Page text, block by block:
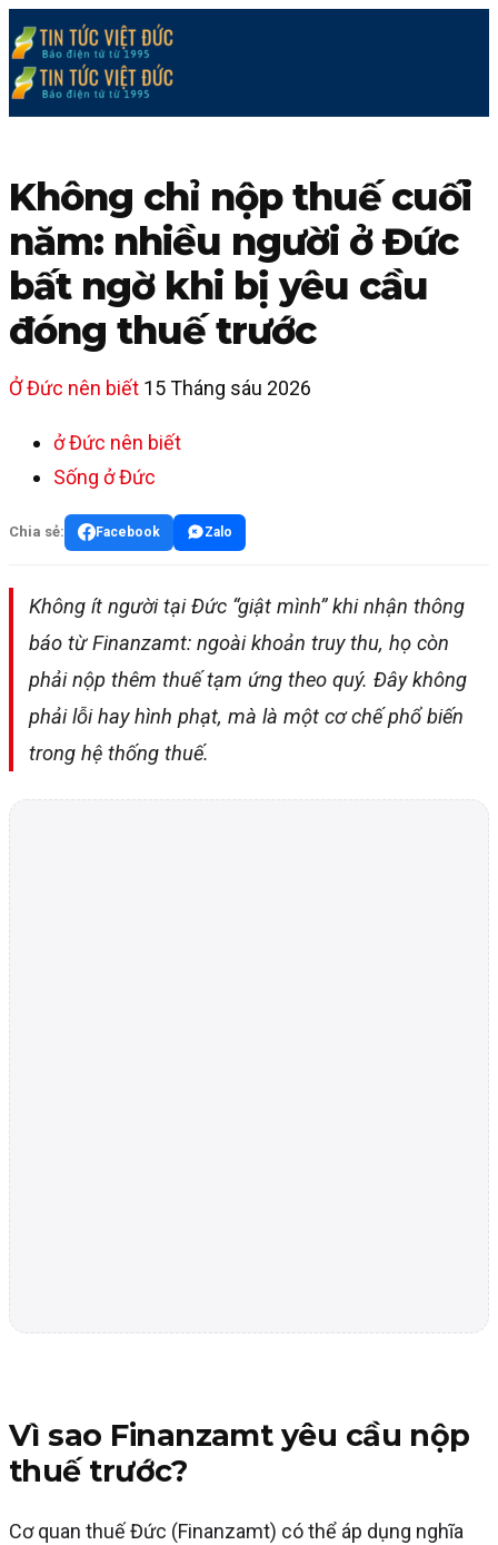
Không chỉ nộp thuế cuối
năm: nhiều người ở Đức
bất ngờ khi bị yêu cầu
đóng thuế trước
Ở Đức nên biết 15 Tháng sáu 2026
ở Đức nên biết
Sống ở Đức
Chia sẻ: Facebook Zalo
Không ít người tại Đức “giật mình” khi nhận thông
báo từ Finanzamt: ngoài khoản truy thu, họ còn
phải nộp thêm thuế tạm ứng theo quý. Đây không
phải lỗi hay hình phạt, mà là một cơ chế phổ biến
trong hệ thống thuế.
Vì sao Finanzamt yêu cầu nộp
thuế trước?
Cơ quan thuế Đức (Finanzamt) có thể áp dụng nghĩa